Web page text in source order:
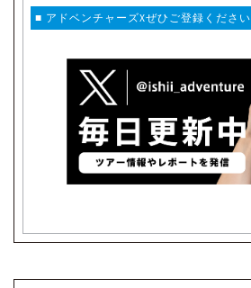
■ アドベンチャーズXぜひご登録ください